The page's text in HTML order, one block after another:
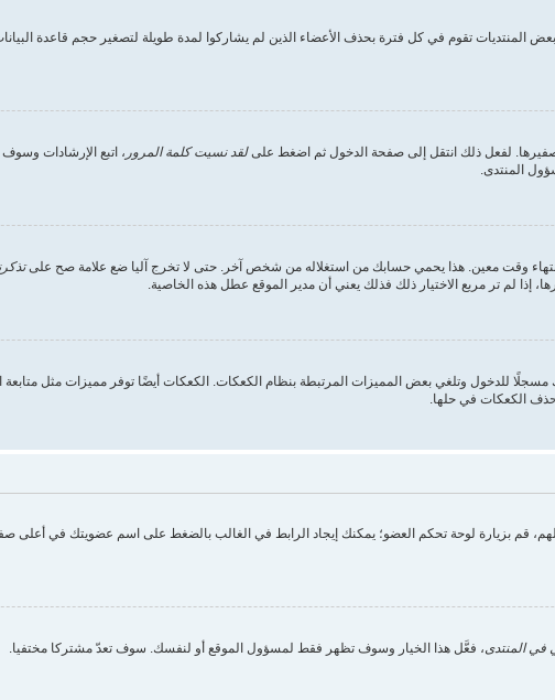
المنتديات تقوم في كل فترة بحذف الأعضاء الذين لم يشاركوا لمدة طويلة لتصغير حجم قاعدة
لفعل ذلك انتقل إلى صفحة الدخول ثم اضغط علىلقد نسيت كلمة المرور ، اتبع الإرشادات
المنتدى.
وقت معين. هذا يحمي حسابك من استغلاله من شخص آخر. حتى لا تخرج آليا ضع علامة صح على
إذا لم تر مربع الاختيار ذلك فذلك يعني أن مدير الموقع عطل هذه الخاصية.
للدخول وتلغي بعض المميزات المرتبطة بنظام الكعكات. الكعكات أيضًا توفر مميزات مثل متابعة
الكعكات في حلها.
قم بزيارة لوحة تحكم العضو؛ يمكنك إيجاد الرابط في الغالب بالضغط على اسم عضويتك في أعلى
في المنتدى، فعَّل هذا الخيار وسوف تظهر فقط لمسؤول الموقع أو لنفسك. سوف تعدّ مشتركا مختفيا.